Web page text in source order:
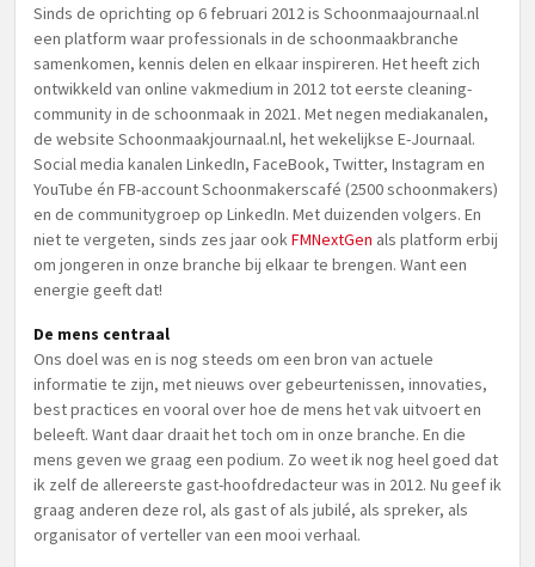
Sinds de oprichting op 6 februari 2012 is Schoonmaajournaal.nl
een platform waar professionals in de schoonmaakbranche
samenkomen, kennis delen en elkaar inspireren. Het heeft zich
ontwikkeld van online vakmedium in 2012 tot eerste cleaning-
community in de schoonmaak in 2021. Met negen mediakanalen,
de website Schoonmaakjournaal.nl, het wekelijkse E-Journaal.
Social media kanalen LinkedIn, FaceBook, Twitter, Instagram en
YouTube én FB-account Schoonmakerscafé (2500 schoonmakers)
en de communitygroep op LinkedIn. Met duizenden volgers. En
niet te vergeten, sinds zes jaar ookFMNextGen als platform erbij
om jongeren in onze branche bij elkaar te brengen. Want een
energie geeft dat!
De mens centraal
Ons doel was en is nog steeds om een bron van actuele
informatie te zijn, met nieuws over gebeurtenissen, innovaties,
best practices en vooral over hoe de mens het vak uitvoert en
beleeft. Want daar draait het toch om in onze branche. En die
mens geven we graag een podium. Zo weet ik nog heel goed dat
ik zelf de allereerste gast-hoofdredacteur was in 2012. Nu geef ik
graag anderen deze rol, als gast of als jubilé, als spreker, als
organisator of verteller van een mooi verhaal.